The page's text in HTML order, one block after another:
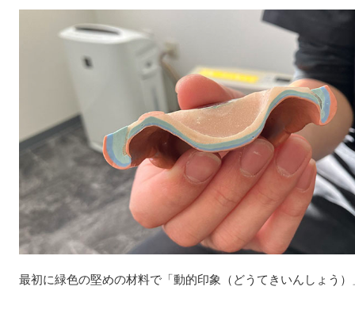
最初に緑色の堅めの材料で「動的印象（どうてきいんしょう